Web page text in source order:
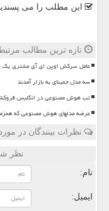
این مطلب را می
تازه ترین مطالب
عامل سرکش اوپن ای آی مشتری یک
سه مدل جمینای به بازار آمدند
تب هوش مصنوعی در انگلیس
عرضه مدلهای هوش مصنوعی که
نظرات بینندگان در
نظر
نام:
ایمیل: